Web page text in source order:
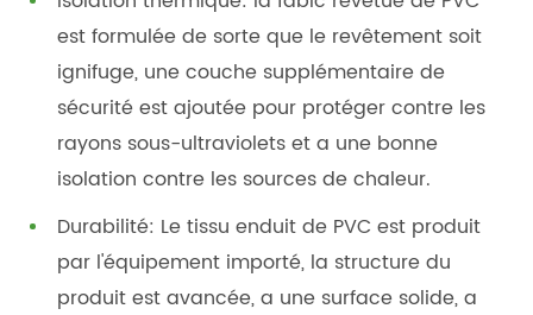
est formulée de sorte que le revêtement soit
ignifuge, une couche supplémentaire de
sécurité est ajoutée pour protéger contre les
rayons sous-ultraviolets et a une bonne
isolation contre les sources de chaleur.
Durabilité: Le tissu enduit de PVC est produit
par l'équipement importé, la structure du
produit est avancée, a une surface solide, a